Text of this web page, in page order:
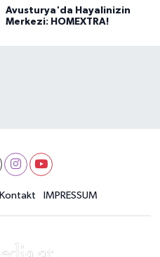
Avusturya'da Hayalinizin
Merkezi: HOMEXTRA!
Kontakt IMPRESSUM